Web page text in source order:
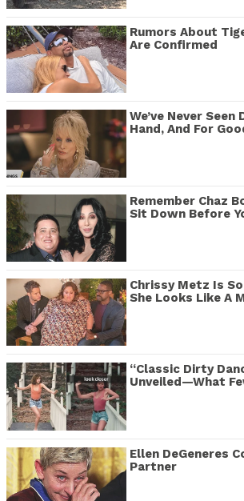
Rumors About
Are Confirmed
We’ve Never
Hand, And For
Remember Chaz
Sit Down Before
Chrissy Metz Is
She Looks Like A
“Classic Dirty
Unveiled—What
Ellen DeGeneres
Partner